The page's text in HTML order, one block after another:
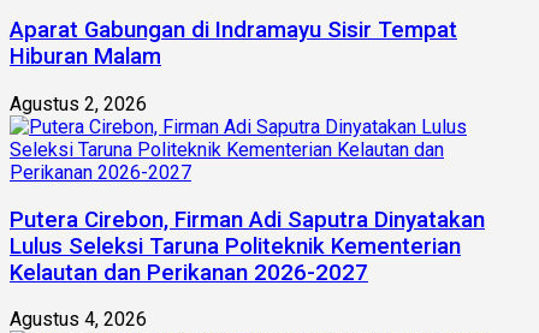
Aparat Gabungan di Indramayu Sisir Tempat
Hiburan Malam
Agustus 2, 2026
Putera Cirebon, Firman Adi Saputra Dinyatakan
Lulus Seleksi Taruna Politeknik Kementerian
Kelautan dan Perikanan 2026-2027
Agustus 4, 2026